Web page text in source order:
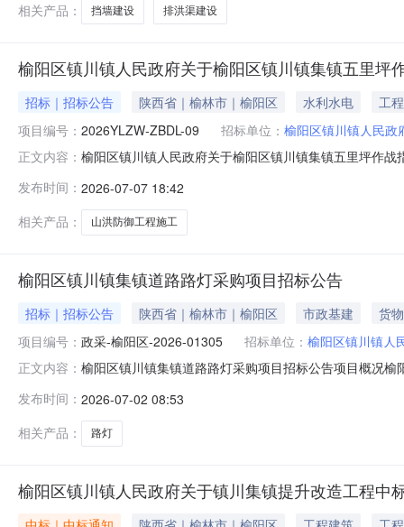
相关产品：
挡墙建设 排洪渠建设
榆阳区镇川镇人民政府关于榆阳区镇川镇集镇五里坪
招标｜招标公告 陕西省｜榆林市｜榆阳区 水利水电
工程
项目编号： 2026YLZW-ZBDL-09 招标单位： 榆阳区镇川镇人民政
正文内容： 榆阳区镇川镇人民政府关于榆阳区镇川镇集镇五里坪作
09项目名称：榆阳区镇川镇集镇五里坪作战指挥部排洪
发布时间： 2026-07-07 18:42
相关产品：
山洪防御工程施工
榆阳区镇川镇集镇道路路灯采购项目招标公告
招标｜招标公告 陕西省｜榆林市｜榆阳区 市政基建
货物
项目编号： 政采-榆阳区-2026-01305 招标单位： 榆阳区镇川镇人
正文内容： 榆阳区镇川镇集镇道路路灯采购项目招标公告项目概况
购项目采购方式：公开招标预算金额：1,016,430.07元
发布时间： 2026-07-02 08:53
相关产品：
路灯
榆阳区镇川镇人民政府关于镇川集镇提升改造工程中